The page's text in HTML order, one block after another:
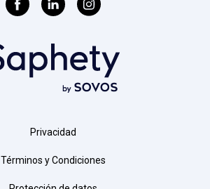
Privacidad
Términos y Condiciones